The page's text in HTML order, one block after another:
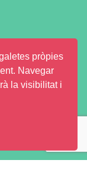
pròpies
Navegar
la visibilitat i